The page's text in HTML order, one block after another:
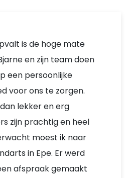
is de hoge mate
en zijn team doen
een persoonlijke
voor ons te zorgen.
lekker en erg
zijn prachtig en heel
moest ik naar
in Epe. Er werd
afspraak gemaakt